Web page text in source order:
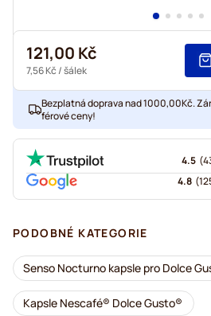
121,00 Kč
7,56 Kč / šálek
Bezplatná doprava nad 1000,00Kč.
férové ceny!
4.5 (
4.8 (
PODOBNÉ KATEGORIE
Senso Nocturno kapsle pro Dolce
Kapsle Nescafé® Dolce Gusto®